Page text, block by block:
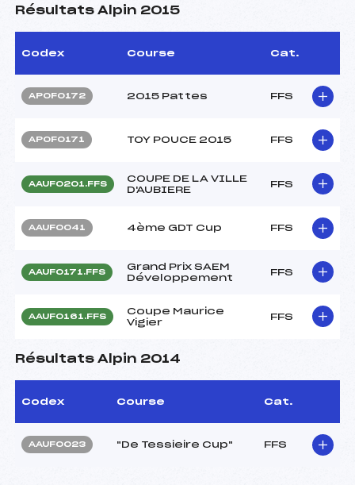
Résultats Alpin 2015
Codex Course Cat.
APOF0172 2015 Pattes FFS
APOF0171 TOY POUCE 2015 FFS
AAUF0201.FFS
COUPE DE LA VILLE
D'AUBIERE
FFS
AAUF0041 4ème GDT Cup FFS
AAUF0171.FFS
Grand Prix SAEM
Développement
FFS
AAUF0161.FFS
Coupe Maurice
Vigier
FFS
Résultats Alpin 2014
Codex Course Cat.
AAUF0023 "De Tessieire Cup" FFS